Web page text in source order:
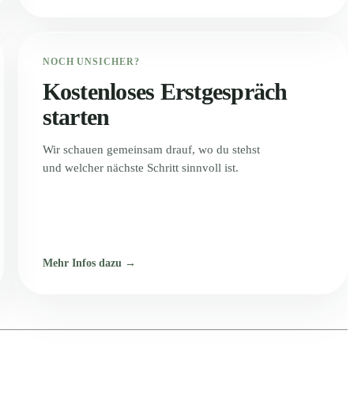
NOCH UNSICHER?
Kostenloses Erstgespräch
starten
Wir schauen gemeinsam drauf, wo du stehst
und welcher nächste Schritt sinnvoll ist.
Mehr Infos dazu →